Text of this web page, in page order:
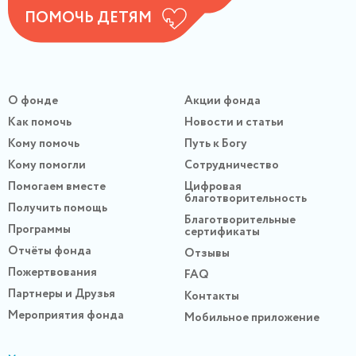
ПОМОЧЬ ДЕТЯМ
О фонде
Как помочь
Кому помочь
Кому помогли
Помогаем вместе
Получить помощь
Программы
Отчёты фонда
Пожертвования
Партнеры и Друзья
Мероприятия фонда
Акции фонда
Новости и статьи
Путь к Богу
Сотрудничество
Цифровая
благотворительность
Благотворительные
сертификаты
Отзывы
FAQ
Контакты
Мобильное приложение